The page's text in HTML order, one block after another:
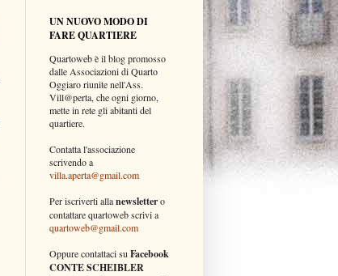
UN NUOVO MODO DI
FARE QUARTIERE
Quartoweb è il blog promosso
dalle Associazioni di Quarto
Oggiaro riunite nell'Ass.
Vill@perta, che ogni giorno,
mette in rete gli abitanti del
quartiere.
Contatta l'associazione
scrivendo a
villa.aperta@gmail.com
Per iscriverti allanewslettero
contattare quartoweb scrivi a
quartoweb@gmail.com
Oppure contattaci su Facebook
CONTE SCHEIBLER